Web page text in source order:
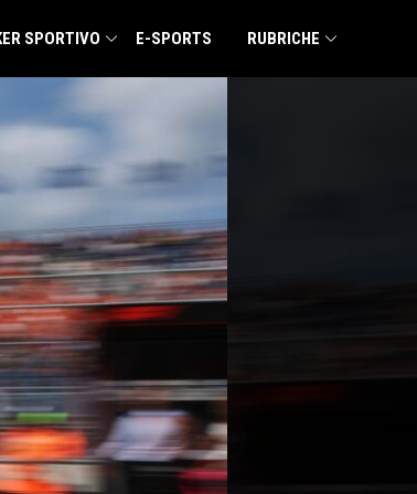
SPORTIVO E-SPORTS RUBRICHE